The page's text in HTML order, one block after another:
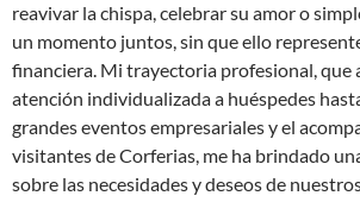
reavivar la chispa, celebrar su amor o
un momento juntos, sin que ello
financiera. Mi trayectoria profesional, que
atención individualizada a huéspedes
grandes eventos empresariales y el
visitantes de Corferias, me ha brindado
sobre las necesidades y deseos de